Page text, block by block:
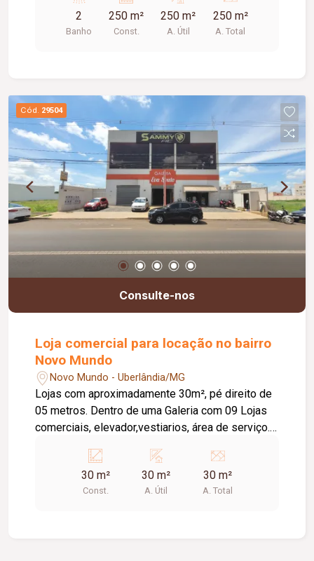
iluminação em LED.
2
Banho
250 m²
Const.
250 m²
A. Útil
250 m²
A. Total
Cód. 29504
Consulte-nos
Loja comercial para locação no bairro
Novo Mundo
Novo Mundo - Uberlândia/MG
Lojas com aproximadamente 30m², pé direito de
05 metros. Dentro de uma Galeria com 09 Lojas
comerciais, elevador,vestiarios, área de serviço. *
30 m²
Const.
30 m²
A. Útil
30 m²
A. Total